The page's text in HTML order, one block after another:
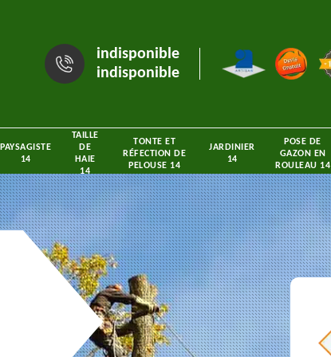
indisponible
indisponible
PAYSAGISTE
14
TAILLE
DE
HAIE
14
TONTE ET
RÉFECTION DE
PELOUSE 14
JARDINIER
14
POSE DE
GAZON EN
ROULEAU 14